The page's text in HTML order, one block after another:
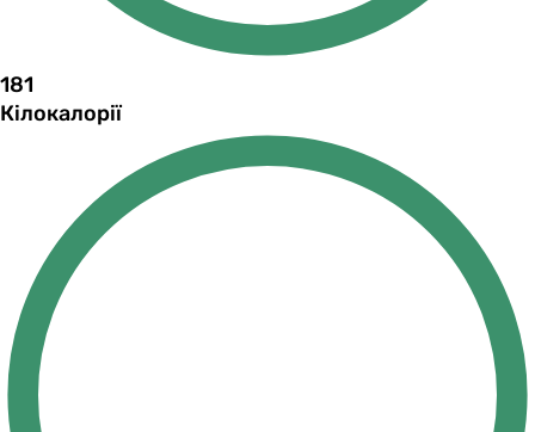
181
Кілокалорії